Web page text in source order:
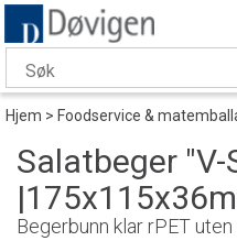
Hjem>Foodservice &
Salatbeger
Begerbunn klar rPET